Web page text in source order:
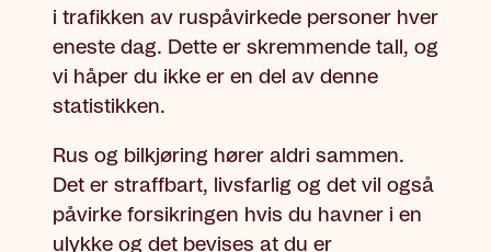
i trafikken av ruspåvirkede personer hver
eneste dag. Dette er skremmende tall, og
vi håper du ikke er en del av denne
statistikken.
Rus og bilkjøring hører aldri sammen.
Det er straffbart, livsfarlig og det vil også
påvirke forsikringen hvis du havner i en
ulykke og det bevises at du er